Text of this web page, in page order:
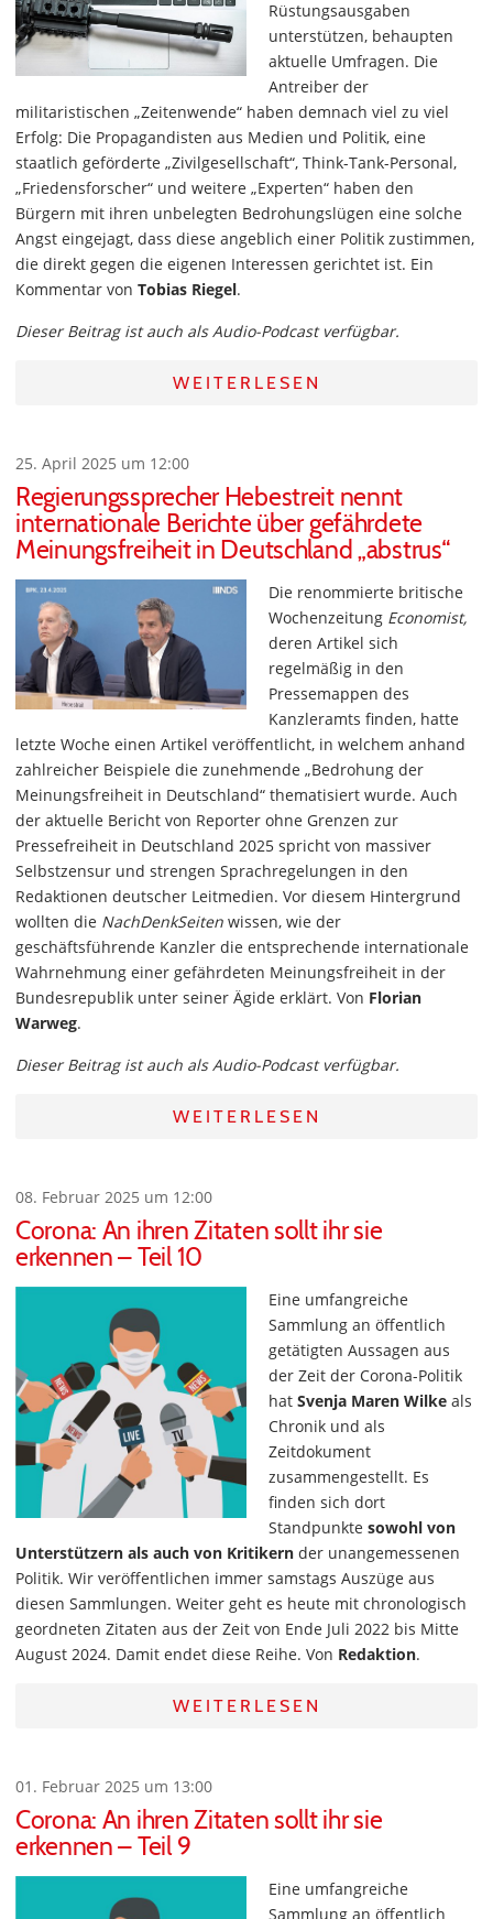
Rüstungsausgaben
unterstützen, behaupten
aktuelle Umfragen. Die
Antreiber der
militaristischen „Zeitenwende“ haben demnach viel zu viel
Erfolg: Die Propagandisten aus Medien und Politik, eine
staatlich geförderte „Zivilgesellschaft“, Think-Tank-Personal,
„Friedensforscher“ und weitere „Experten“ haben den
Bürgern mit ihren unbelegten Bedrohungslügen eine solche
Angst eingejagt, dass diese angeblich einer Politik zustimmen,
die direkt gegen die eigenen Interessen gerichtet ist. Ein
Kommentar von Tobias Riegel.
Dieser Beitrag ist auch als Audio-Podcast verfügbar.
WEITERLESEN
25. April 2025 um 12:00
Regierungssprecher Hebestreit nennt
internationale Berichte über gefährdete
Meinungsfreiheit in Deutschland „abstrus“
Die renommierte britische
Wochenzeitung Economist,
deren Artikel sich
regelmäßig in den
Pressemappen des
Kanzleramts finden, hatte
letzte Woche einen Artikel veröffentlicht, in welchem anhand
zahlreicher Beispiele die zunehmende „Bedrohung der
Meinungsfreiheit in Deutschland“ thematisiert wurde. Auch
der aktuelle Bericht von Reporter ohne Grenzen zur
Pressefreiheit in Deutschland 2025 spricht von massiver
Selbstzensur und strengen Sprachregelungen in den
Redaktionen deutscher Leitmedien. Vor diesem Hintergrund
wollten die NachDenkSeiten wissen, wie der
geschäftsführende Kanzler die entsprechende internationale
Wahrnehmung einer gefährdeten Meinungsfreiheit in der
Bundesrepublik unter seiner Ägide erklärt. Von Florian
Warweg.
Dieser Beitrag ist auch als Audio-Podcast verfügbar.
WEITERLESEN
08. Februar 2025 um 12:00
Corona: An ihren Zitaten sollt ihr sie
erkennen – Teil 10
Eine umfangreiche
Sammlung an öffentlich
getätigten Aussagen aus
der Zeit der Corona-Politik
hat Svenja Maren Wilke als
Chronik und als
Zeitdokument
zusammengestellt. Es
finden sich dort
Standpunkte sowohl von
Unterstützern als auch von Kritikern der unangemessenen
Politik. Wir veröffentlichen immer samstags Auszüge aus
diesen Sammlungen. Weiter geht es heute mit chronologisch
geordneten Zitaten aus der Zeit von Ende Juli 2022 bis Mitte
August 2024. Damit endet diese Reihe. Von Redaktion.
WEITERLESEN
01. Februar 2025 um 13:00
Corona: An ihren Zitaten sollt ihr sie
erkennen – Teil 9
Eine umfangreiche
Sammlung an öffentlich